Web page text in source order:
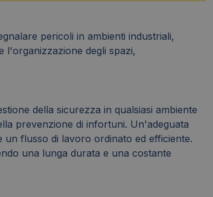
pericoli in ambienti industriali,
l'organizzazione degli spazi,
della sicurezza in qualsiasi ambiente
prevenzione di infortuni. Un'adeguata
un flusso di lavoro ordinato ed efficiente.
una lunga durata e una costante